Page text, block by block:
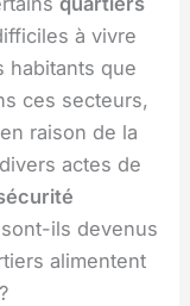
à vivre
habitants que
ces secteurs,
raison de la
actes de
ils devenus
alimentent